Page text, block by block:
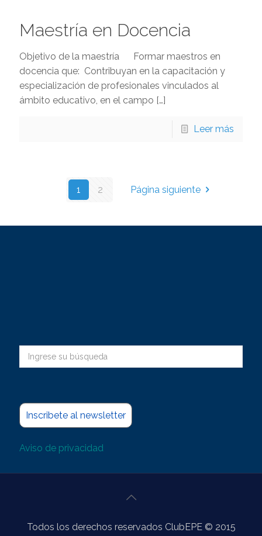
Maestría en Docencia
Objetivo de la maestría Formar maestros en
docencia que: Contribuyan en la capacitación y
especialización de profesionales vinculados al
ámbito educativo, en el campo […]
Leer más
1 2 Página siguiente
Inscribete al newsletter
Aviso de privacidad
Todos los derechos reservados ClubEPE © 2015